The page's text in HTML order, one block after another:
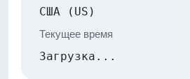
США (US)
Текущее время
Загрузка...